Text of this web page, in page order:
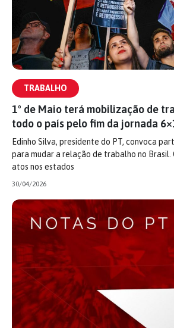
TRABALHO
1º de Maio terá mobilização de
todo o país pelo fim da jornada
Edinho Silva, presidente do PT, convoca
para mudar a relação de trabalho no Brasil.
atos nos estados
30/04/2026